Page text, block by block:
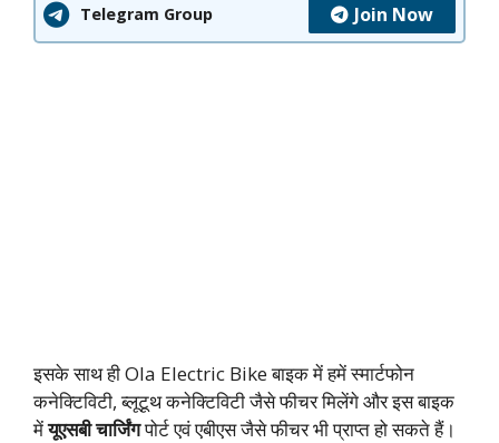
Telegram Group Join Now
इसके साथ ही Ola Electric Bike बाइक में हमें स्मार्टफोन
कनेक्टिविटी, ब्लूटूथ कनेक्टिविटी जैसे फीचर मिलेंगे और इस बाइक
मेंयूएसबी चार्जिंगपोर्ट एवं एबीएस जैसे फीचर भी प्राप्त हो सकते हैं।